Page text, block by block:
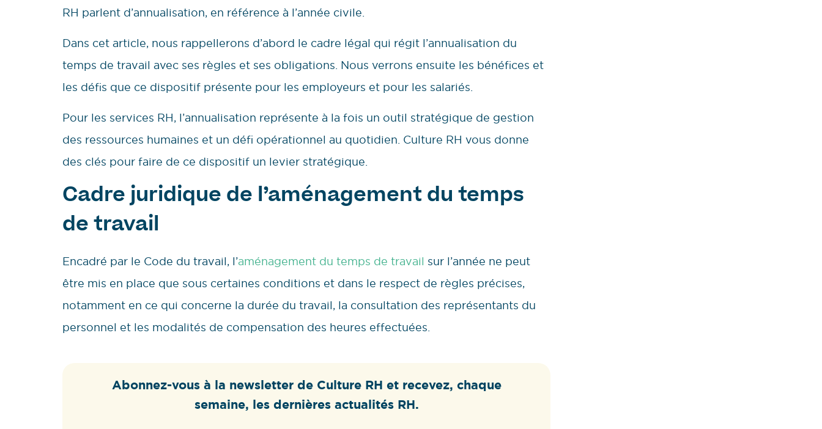
RH parlent d’annualisation, en référence à l’année civile.
Dans cet article, nous rappellerons d’abord le cadre légal qui régit l’annualisation du
temps de travail avec ses règles et ses obligations. Nous verrons ensuite les bénéfices et
les défis que ce dispositif présente pour les employeurs et pour les salariés.
Pour les services RH, l’annualisation représente à la fois un outil stratégique de gestion
des ressources humaines et un défi opérationnel au quotidien. Culture RH vous donne
des clés pour faire de ce dispositif un levier stratégique.
Cadre juridique de l’aménagement du temps
de travail
Encadré par le Code du travail, l’aménagement du temps de travail sur l’année ne peut
être mis en place que sous certaines conditions et dans le respect de règles précises,
notamment en ce qui concerne la durée du travail, la consultation des représentants du
personnel et les modalités de compensation des heures effectuées.
Abonnez-vous à la newsletter de Culture RH et recevez, chaque
semaine, les dernières actualités RH.